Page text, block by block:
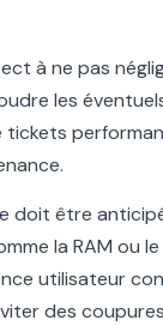
à ne pas
les
tickets
doit être
la RAM ou
utilisateur
des